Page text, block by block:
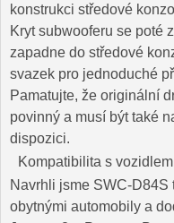
konstrukci středové
Kryt subwooferu se poté
zapadne do středové
svazek pro jednoduché
Pamatujte, že originální
povinný a musí být také
dispozici.
Kompatibilita s vozidlem
Navrhli jsme SWC-
obytnými automobily a